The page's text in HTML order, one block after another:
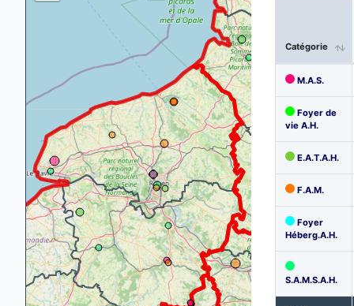
Catégorie
M.A.S.
Foyer de
vie A.H.
E.A.T.A.H.
F.A.M.
Foyer
Héberg.A.H.
S.A.M.S.A.H.